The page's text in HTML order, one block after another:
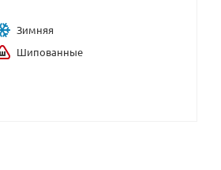
Зимняя
Шипованные